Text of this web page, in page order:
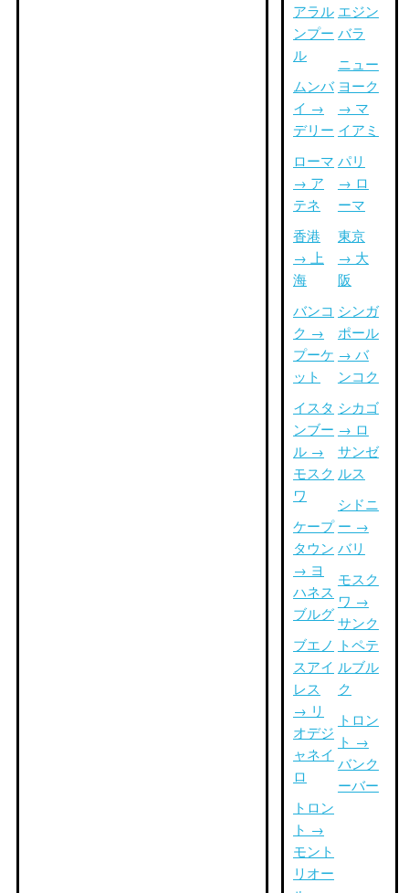
アラル
ンプー
ル
ムンバ
イ →
デリー
ローマ
→ ア
テネ
香港
→ 上
海
バンコ
ク →
プーケ
ット
イスタ
ンブー
ル →
モスク
ワ
ケープ
タウン
→ ヨ
ハネス
ブルグ
ブエノ
スアイ
レス
→ リ
オデジ
ャネイ
ロ
トロン
ト →
モント
リオー
エジン
バラ
ニュー
ヨーク
→ マ
イアミ
パリ
→ ロ
ーマ
東京
→ 大
阪
シンガ
ポール
→ バ
ンコク
シカゴ
→ ロ
サンゼ
ルス
シドニ
ー →
バリ
モスク
ワ →
サンク
トペテ
ルブル
ク
トロン
ト →
バンク
ーバー